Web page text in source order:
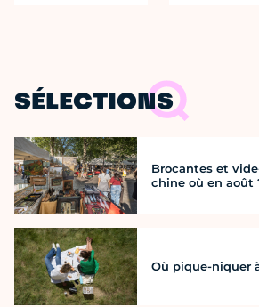
SÉLECTIONS
Brocantes et
chine où en août
Où pique-niquer